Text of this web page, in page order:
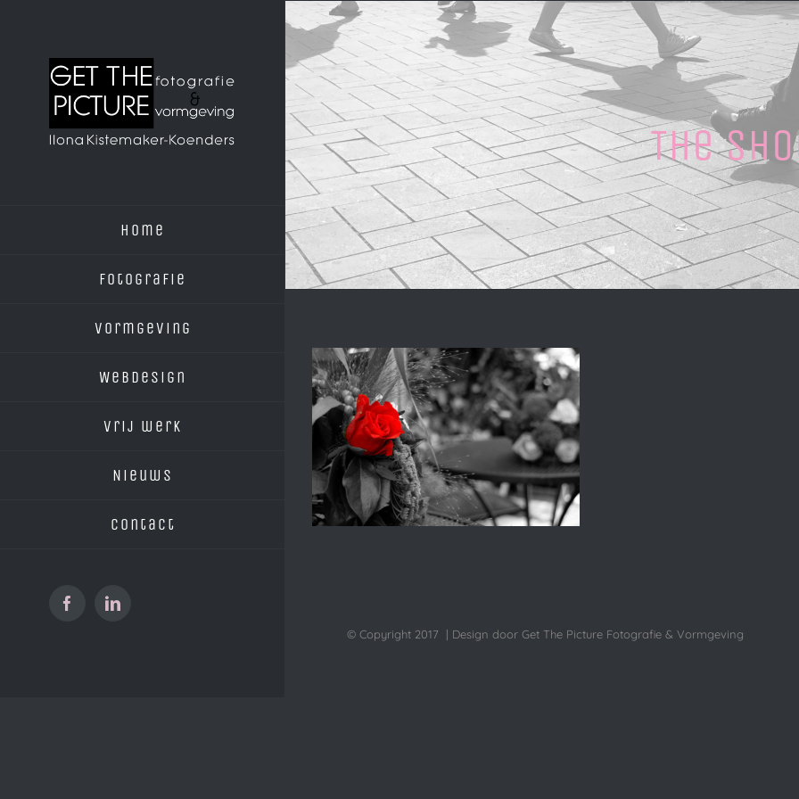
Home
Fotografie
Vormgeving
Webdesign
vrij werk
Nieuws
Contact
FacebookLinkedIn
The
© Copyright 2017 | Design door Get The Picture Fotografie & Vormgeving